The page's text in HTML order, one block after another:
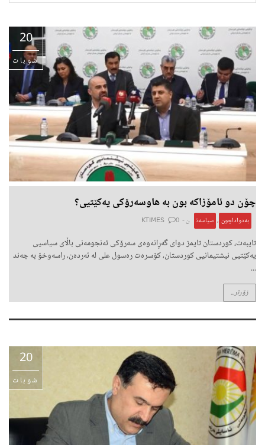
20
شوبات
چۆن دو ئامۆزاکە بون بە هاوسەرۆکی یەکێتیی؟
بەدواداچون , سیاسەت ن - KTIMES 0
تایبەت، کوردستان تایمز دواى گه‌ڕانه‌وه‌ى سەرۆکی ئەنجومەنی باڵای سیاسیی
یەکێتیی نیشتیمانیی کوردستان، كۆسره‌ت ره‌سول على له‌ ئه‌رده‌ن، راسه‌وخۆ به‌ چه‌ند
...
زۆرتر...
20
شوبات